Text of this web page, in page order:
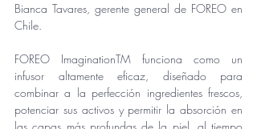
Bianca Tavares, gerente general de FOREO en
Chile.
FOREO ImaginationTM funciona como un
infusor altamente eficaz, diseñado para
combinar a la perfección ingredientes frescos,
potenciar sus activos y permitir la absorción en